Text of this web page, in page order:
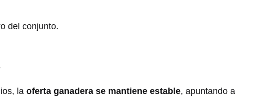
del conjunto.
la oferta ganadera se mantiene estable, apuntando a